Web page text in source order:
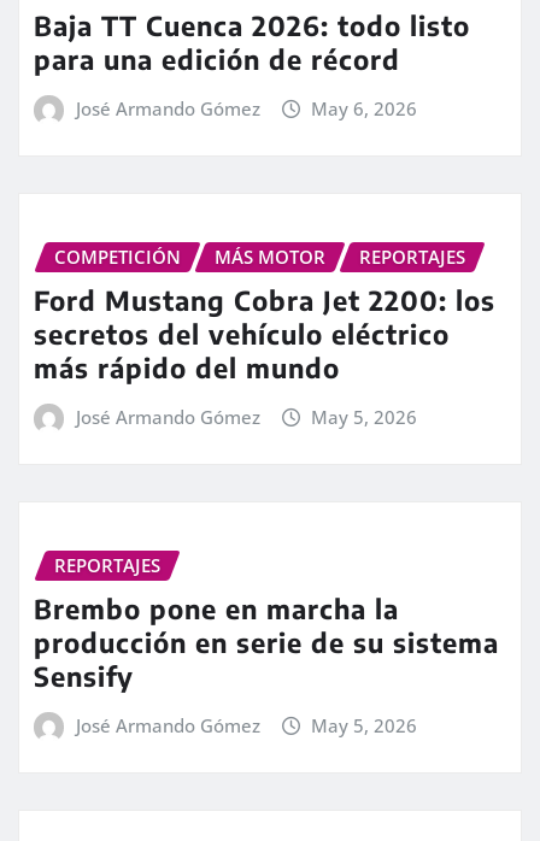
Baja TT Cuenca 2026: todo listo
para una edición de récord
José Armando Gómez May 6, 2026
COMPETICIÓN MÁS MOTOR REPORTAJES
Ford Mustang Cobra Jet 2200: los
secretos del vehículo eléctrico
más rápido del mundo
José Armando Gómez May 5, 2026
REPORTAJES
Brembo pone en marcha la
producción en serie de su sistema
Sensify
José Armando Gómez May 5, 2026